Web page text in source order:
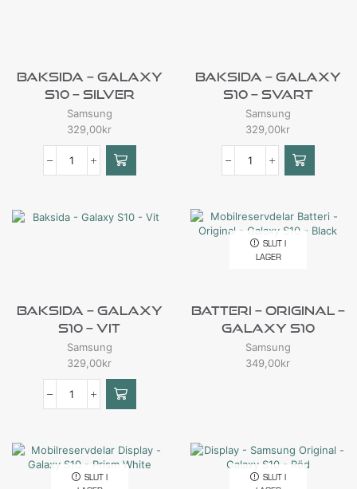
Baksida – Galaxy
S10 – Silver
Samsung
329,00kr
Baksida – Galaxy
S10 – Svart
Samsung
329,00kr
Baksida – Galaxy
S10 – Vit
Samsung
329,00kr
SLUT I
LAGER
Batteri – Original –
Galaxy S10
Samsung
349,00kr
SLUT I
SLUT I